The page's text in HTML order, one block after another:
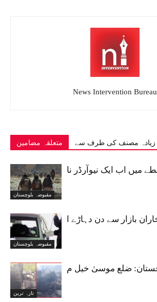
News Intervention Bureau
متعلقہ مضامین زیادہ مصنف کی طرف سے
مقبوضہ بلوچستان
مقبوضہ بلوچستان
تازہ ترین